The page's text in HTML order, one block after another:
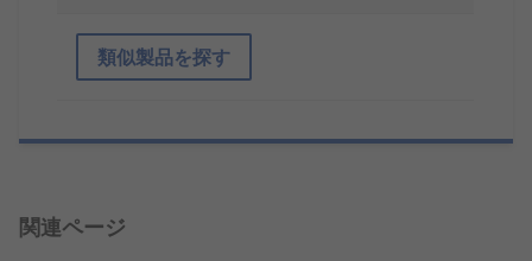
類似製品を探す
関連ページ